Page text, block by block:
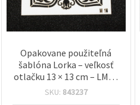
Opakovane použiteľná
šablóna Lorka – veľkosť
otlačku 13 × 13 cm – LM16
– ideálna na presné
SKU: 843237